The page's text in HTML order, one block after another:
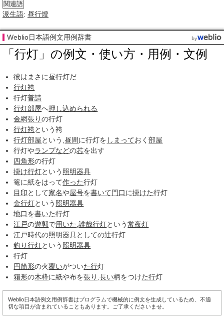
関連語
派生語: 昼行燈
Weblio日本語例文用例辞書
「行灯」の例文・使い方・用例・文例
彼はまさに昼行灯だ.
行灯袴
行灯普請
行灯部屋へ押し込められる
金網張りの行灯
行灯袴という袴
行灯部屋という,昼間に行灯を しまっておく部屋
行灯やランプなどの芯を出す
四角形の行灯
掛け行灯という 照明器具
篭に紙をはって作った行灯
目印として家名や屋号を書いて門口に掛けた行灯
金行灯という 照明器具
地口を書いた行灯
江戸の遊郭で用いた,誰哉行灯という常夜灯
江戸時代の照明器具としての辻行灯
釣り行灯という 照明器具
行灯
円筒形の火覆いがついた行灯
箱形の木枠に紙や布を張り ,長い柄をつけた行灯
Weblio日本語例文用例辞書はプログラムで機械的に例文を生成しているため、不適
切な項目が含まれていることもあります。ご了承くださいませ。